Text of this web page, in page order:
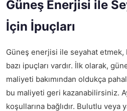
Güneş Enerjisi ile
İçin İpuçları
Güneş enerjisi ile seyahat etmek,
bazı ipuçları vardır. İlk olarak,
maliyeti bakımından oldukça
bu maliyeti geri kazanabilirsiniz.
koşullarına bağlıdır. Bulutlu